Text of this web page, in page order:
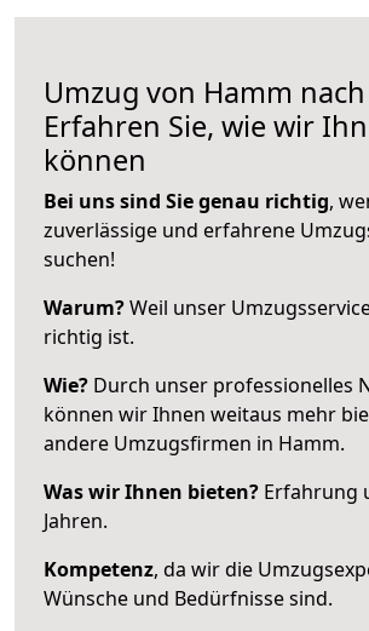
Umzug von Hamm nach
Erfahren Sie, wie wir
können
Bei uns sind Sie genau richtig,
zuverlässige und erfahrene
suchen!
Warum?Weil unser
richtig ist.
Wie? Durch unser professionelles
können wir Ihnen weitaus mehr
andere Umzugsfirmen in Hamm.
Was wir Ihnen bieten? Erfahrung
Jahren.
Kompetenz, da wir die
Wünsche und Bedürfnisse sind.